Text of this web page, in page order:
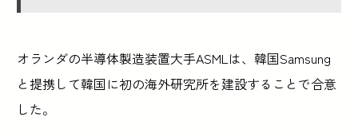
オランダの半導体製造装置大手ASMLは、韓国Samsung
と提携して韓国に初の海外研究所を建設することで合意
した。